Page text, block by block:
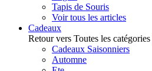
Tapis de Souris
Voir tous les articles
Cadeaux
Retour vers Toutes les catégories
Cadeaux Saisonniers
Automne